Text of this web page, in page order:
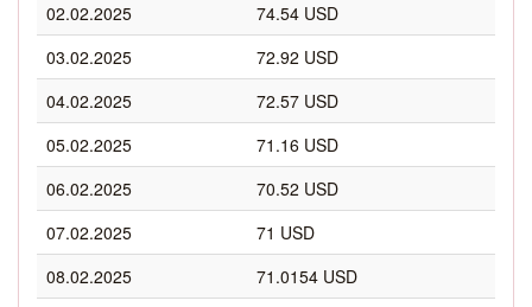
02.02.2025
74.54 USD
03.02.2025
72.92 USD
04.02.2025
72.57 USD
05.02.2025
71.16 USD
06.02.2025
70.52 USD
07.02.2025
71 USD
08.02.2025
71.0154 USD